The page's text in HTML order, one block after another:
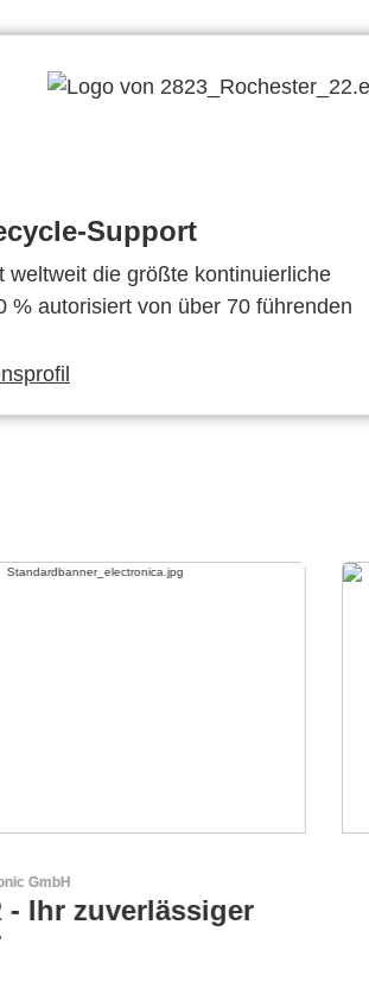
Support
weltweit die größte kontinuierliche
% autorisiert von über 70 führenden
Esseti Srl
Ihr Partner für High-Tech-